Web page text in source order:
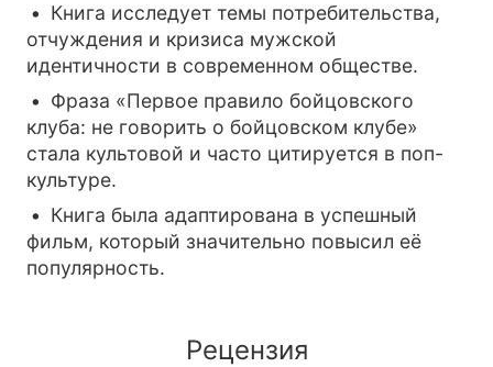
Книга исследует темы потребительства,
отчуждения и кризиса мужской
идентичности в современном обществе.
Фраза «Первое правило бойцовского
клуба: не говорить о бойцовском клубе»
стала культовой и часто цитируется в поп-
культуре.
Книга была адаптирована в успешный
фильм, который значительно повысил её
популярность.
Рецензия